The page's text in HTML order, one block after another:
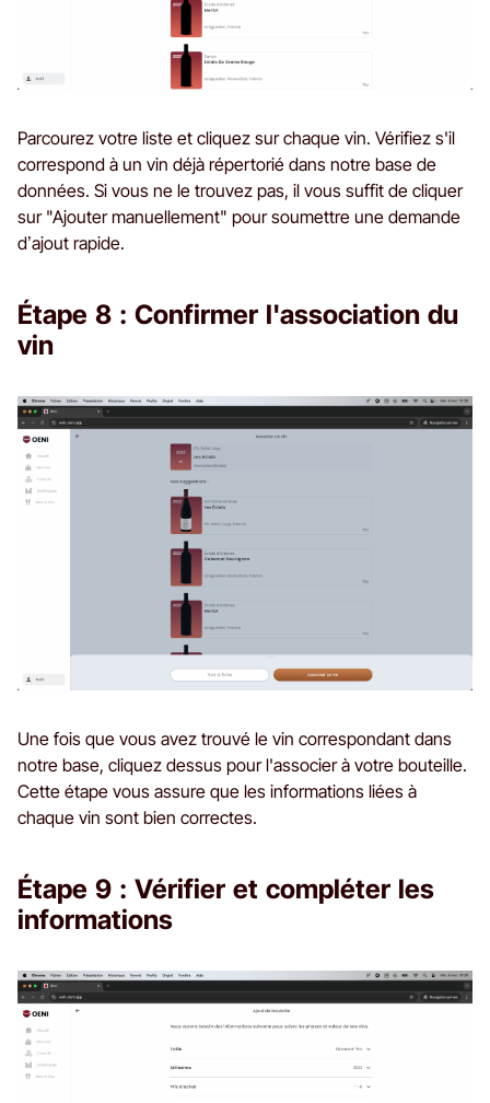
Parcourez votre liste et cliquez sur chaque vin. Vérifiez s'il
correspond à un vin déjà répertorié dans notre base de
données. Si vous ne le trouvez pas, il vous suffit de cliquer
sur "Ajouter manuellement" pour soumettre une demande
d’ajout rapide.
Étape 8 : Confirmer l'association du
vin
Une fois que vous avez trouvé le vin correspondant dans
notre base, cliquez dessus pour l'associer à votre bouteille.
Cette étape vous assure que les informations liées à
chaque vin sont bien correctes.
Étape 9 : Vérifier et compléter les
informations